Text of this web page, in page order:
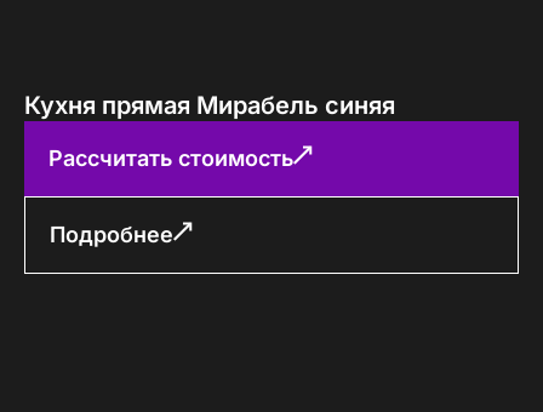
Кухня прямая Мирабель синяя
Рассчитать стоимость
Подробнее